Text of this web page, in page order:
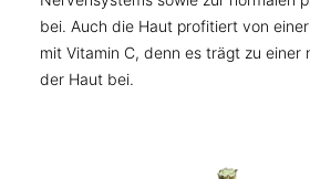
bei. Auch die Haut profitiert von
mit Vitamin C, denn es trägt zu einer
der Haut bei.